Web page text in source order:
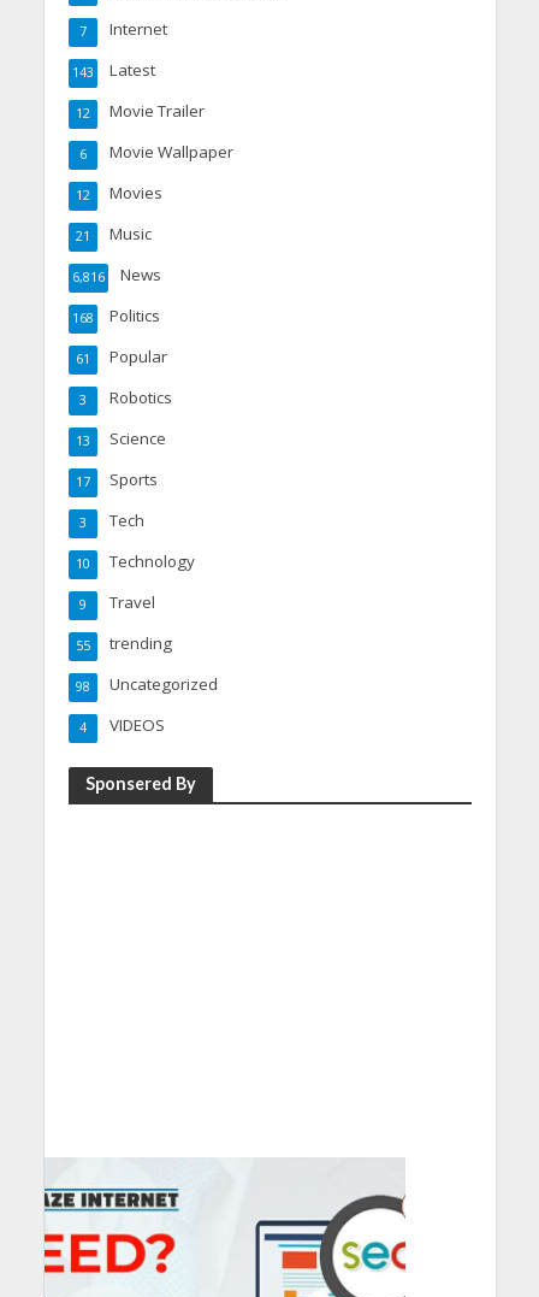
Internet
7
Latest
143
Movie Trailer
12
Movie Wallpaper
6
Movies
12
Music
21
News
6,816
Politics
168
Popular
61
Robotics
3
Science
13
Sports
17
Tech
3
Technology
10
Travel
9
trending
55
Uncategorized
98
VIDEOS
4
Sponsered By